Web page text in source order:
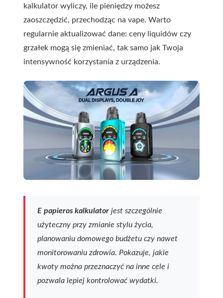
kalkulator wyliczy, ile pieniędzy możesz
zaoszczędzić, przechodząc na vape. Warto
regularnie aktualizować dane: ceny liquidów czy
grzałek mogą się zmieniać, tak samo jak Twoja
intensywność korzystania z urządzenia.
E papieros kalkulator jest szczególnie
użyteczny przy zmianie stylu życia,
planowaniu domowego budżetu czy nawet
monitorowaniu zdrowia. Pokazuje, jakie
kwoty można przeznaczyć na inne cele i
pozwala lepiej kontrolować wydatki.